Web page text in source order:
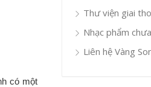
có một
Thư viện giai
Nhạc phẩm
Liên hệ Vàng